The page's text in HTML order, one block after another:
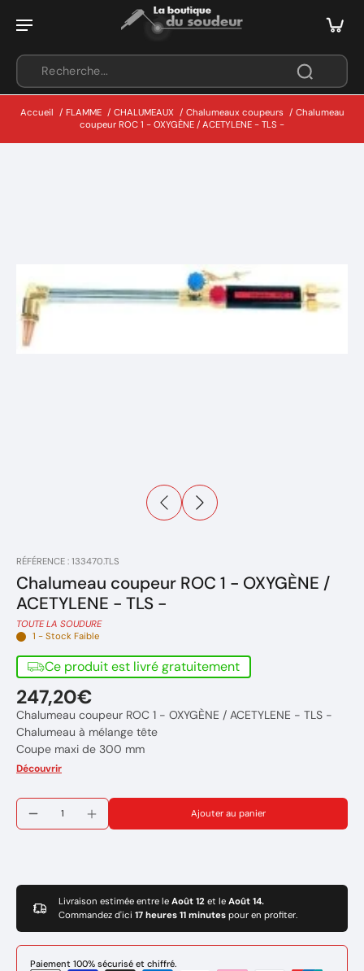
Accueil / FLAMME / CHALUMEAUX / Chalumeaux coupeurs / Chalumeau
coupeur ROC 1 - OXYGÈNE / ACETYLENE - TLS -
RÉFÉRENCE : 133470.TLS
Chalumeau coupeur ROC 1 - OXYGÈNE /
ACETYLENE - TLS -
TOUTE LA SOUDURE
1 - Stock Faible
Ce produit est livré gratuitement
247,20€
Chalumeau coupeur ROC 1 - OXYGÈNE / ACETYLENE - TLS -
Chalumeau à mélange tête
Coupe maxi de 300 mm
Fourni nu
Réference: 133470
" Photo non-contractuelle "
Découvrir
Ajouter au panier
Livraison estimée entre le Août 12 et le Août 14.
Commandez d'ici 17 heures 11 minutes pour en profiter.
Paiement 100% sécurisé et chiffré.